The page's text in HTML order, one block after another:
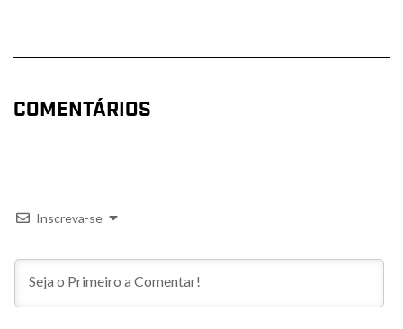
COMENTÁRIOS
Inscreva-se